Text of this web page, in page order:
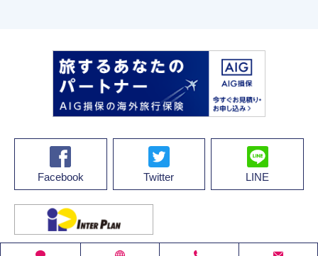
Facebook Twitter LINE